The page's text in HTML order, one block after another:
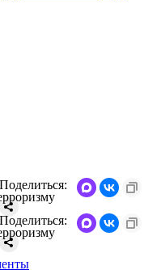
Поделиться:
Поделиться: